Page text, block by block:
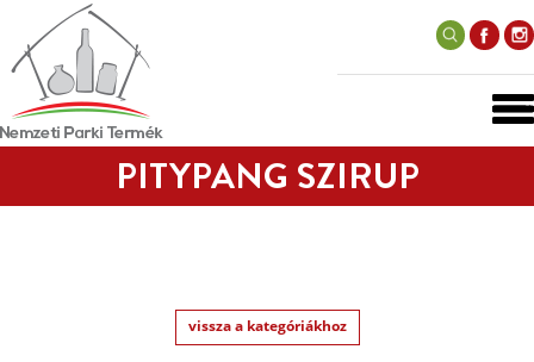
PITYPANG SZIRUP
vissza a kategóriákhoz